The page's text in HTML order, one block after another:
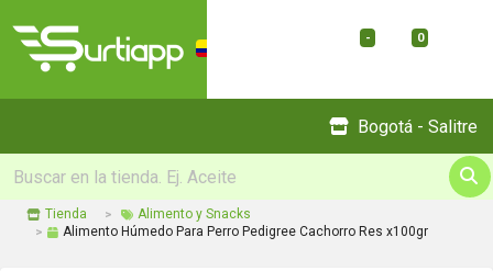
- 0
Bogotá - Salitre
Tienda
Alimento y Snacks
Alimento Húmedo Para Perro Pedigree Cachorro Res x100gr